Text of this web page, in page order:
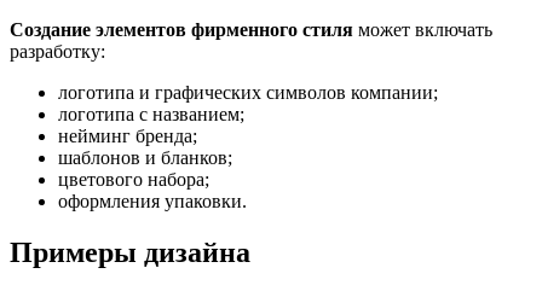
Создание элементов фирменного стиля может включать
разработку:
логотипа и графических символов компании;
логотипа с названием;
нейминг бренда;
шаблонов и бланков;
цветового набора;
оформления упаковки.
Примеры дизайна